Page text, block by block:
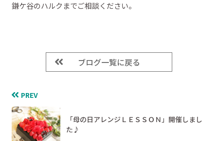
鎌ケ谷のハルクまでご相談ください。
ブログ一覧に戻る
PREV
「母の日アレンジＬＥＳＳＯＮ」開催しまし
た♪